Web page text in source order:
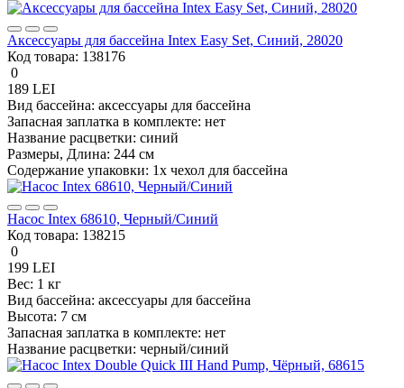
Аксессуары для бассейна Intex Easy Set, Синий, 28020
Код товара: 138176
0
189 LEI
Вид бассейна: аксессуары для бассейна
Запасная заплатка в комплекте: нет
Название расцветки: синий
Размеры, Длина: 244 см
Содержание упаковки: 1x чехол для бассейнa
Насос Intex 68610, Черный/Синий
Код товара: 138215
0
199 LEI
Вес: 1 кг
Вид бассейна: аксессуары для бассейна
Высота: 7 см
Запасная заплатка в комплекте: нет
Название расцветки: черный/синий